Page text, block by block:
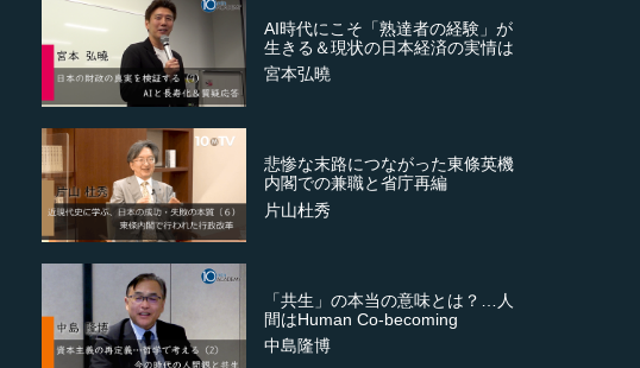
AI時代にこそ「熟達者の経験」が
生きる＆現状の日本経済の実情は
宮本弘曉
悲惨な末路につながった東條英機
内閣での兼職と省庁再編
片山杜秀
「共生」の本当の意味とは？…人
間はHuman Co-becoming
中島隆博